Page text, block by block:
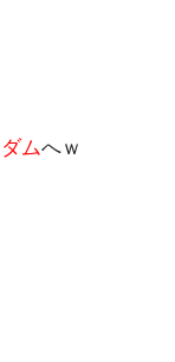
ダムへｗ